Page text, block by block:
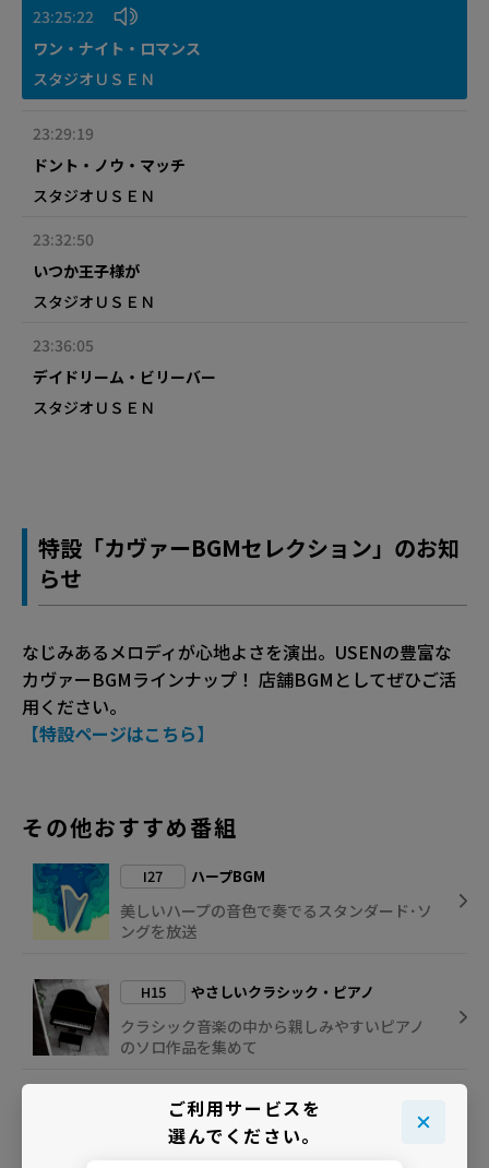
23:25:22
ワン・ナイト・ロマンス
スタジオＵＳＥＮ
23:29:19
ドント・ノウ・マッチ
スタジオＵＳＥＮ
23:32:50
いつか王子様が
スタジオＵＳＥＮ
23:36:05
デイドリーム・ビリーバー
スタジオＵＳＥＮ
特設「カヴァーBGMセレクション」のお知
らせ
なじみあるメロディが心地よさを演出。USENの豊富な
カヴァーBGMラインナップ！ 店舗BGMとしてぜひご活
用ください。
【特設ページはこちら】
その他おすすめ番組
I27 ハープBGM
美しいハープの音色で奏でるスタンダード･ソ
ングを放送
H15 やさしいクラシック・ピアノ
クラシック音楽の中から親しみやすいピアノ
のソロ作品を集めて
癒しのPiano Compilation
透明感溢れるピアノの音色が奏でる美しいメ
ご利用サービスを
選んでください。